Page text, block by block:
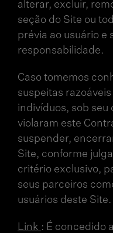
alterar, excluir,
seção do Site ou
prévia ao usuário e
responsabilidade.
Caso tomemos
suspeitas
indivíduos, sob seu
violaram este
suspender,
Site, conforme
critério exclusivo,
seus parceiros
usuários deste Site.
Link : É concedido